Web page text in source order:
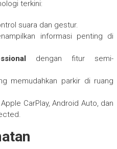
terkini:
suara dan gestur.
informasi penting di
dengan fitur semi-
memudahkan parkir di ruang
CarPlay, Android Auto, dan